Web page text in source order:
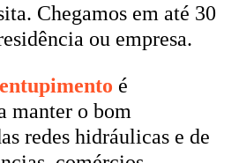
Chegamos em até 30
ou empresa.
é
manter o bom
redes hidráulicas e de